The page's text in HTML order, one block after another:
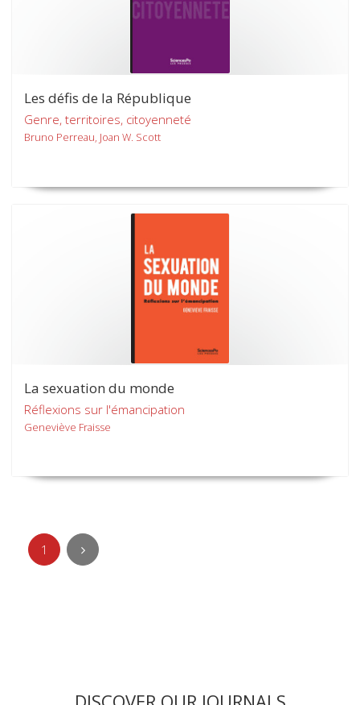
Les défis de la République
Genre, territoires, citoyenneté
Bruno Perreau, Joan W. Scott
La sexuation du monde
Réflexions sur l'émancipation
Geneviève Fraisse
1